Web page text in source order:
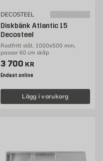
DECOSTEEL
Diskbänk Atlantic 15
Decosteel
Rostfritt stål, 1000x500 mm,
passar 60 cm skåp
Pris 3700 kr
3 700 KR
Endast online
Lägg i varukorg